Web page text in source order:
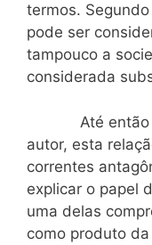
termos.
pode ser
tampouco a
considerada
Até então e
autor, esta
correntes
explicar o papel
uma delas
como produto